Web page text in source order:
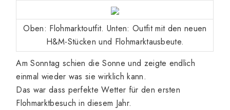
Oben: Flohmarktoutfit. Unten: Outfit mit den neuen
H&M-Stücken und Flohmarktausbeute.
Am Sonntag schien die Sonne und zeigte endlich
einmal wieder was sie wirklich kann.
Das war dass perfekte Wetter für den ersten
Flohmarktbesuch in diesem Jahr.